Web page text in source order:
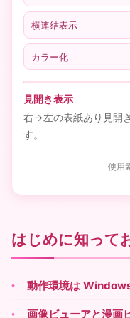
横連結表示
カラー化
見開き表示
右→左の表紙あり見開
す。
使用
はじめに知って
動作環境は
画像ビューアと漫画